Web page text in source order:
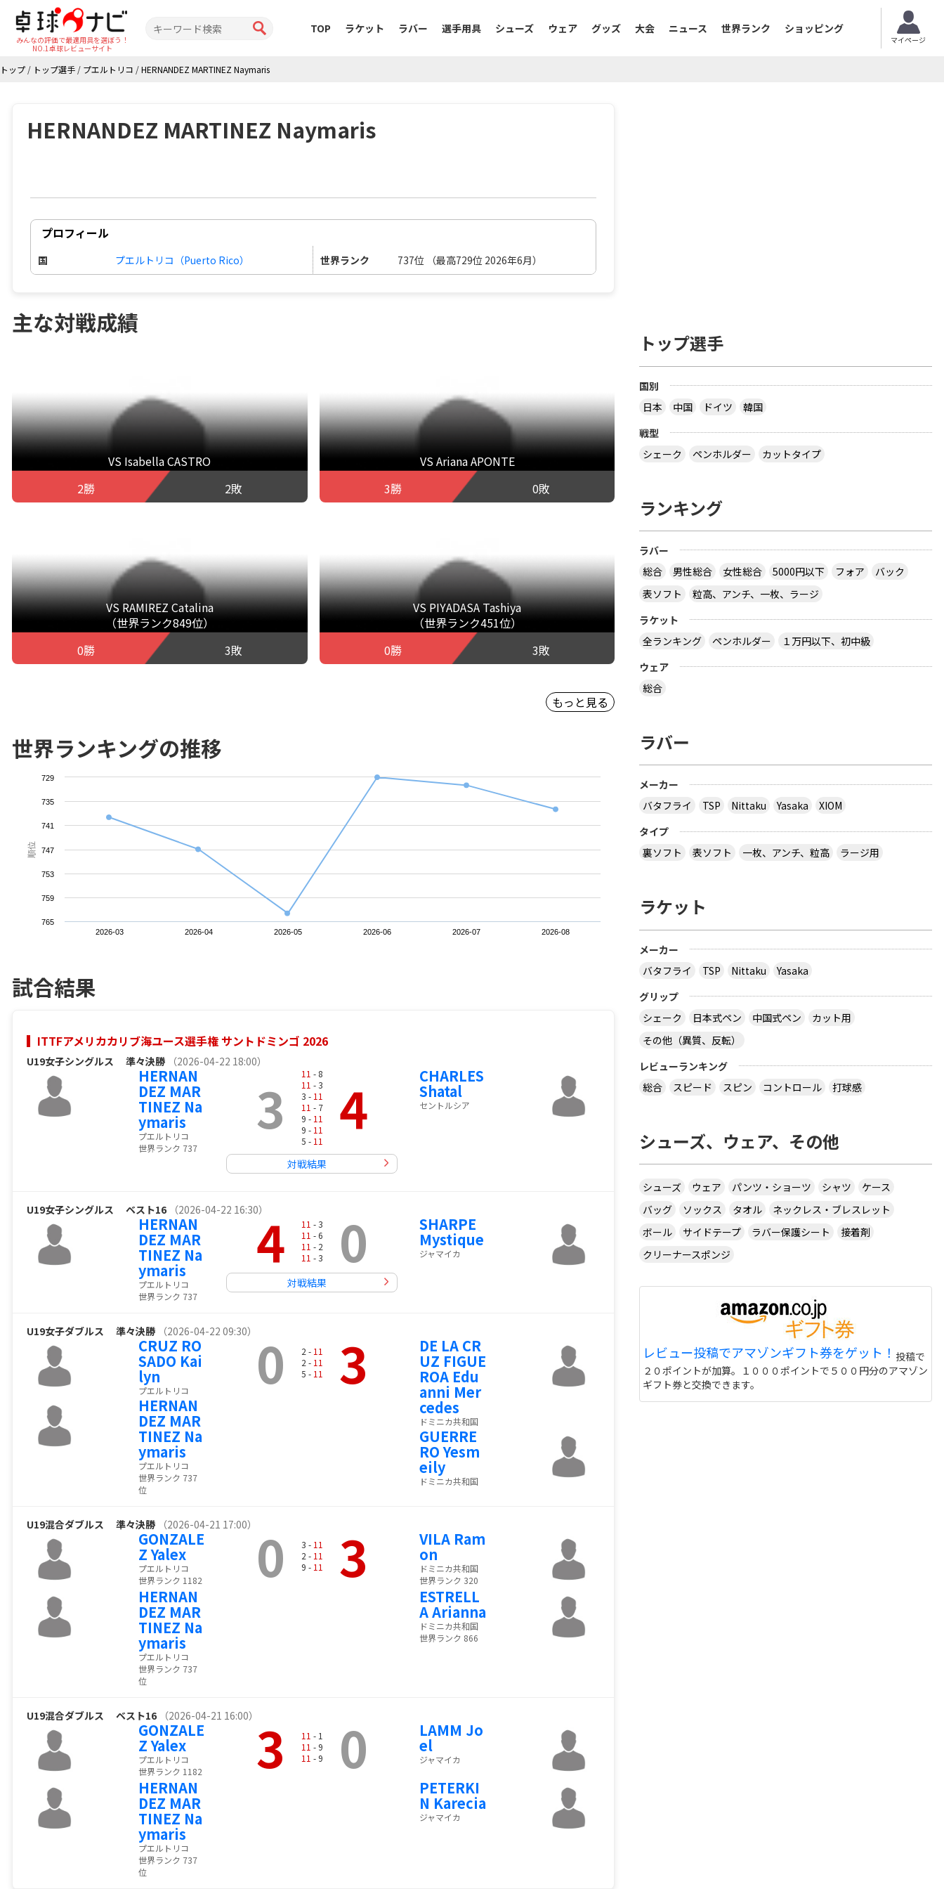
みんなの評価で最適用具を選ぼう！
NO.1卓球レビューサイト
TOP ラケット ラバー 選手用具 シューズ ウェア グッズ 大会 ニュース 世界ランク ショッピング
マイページ
トップ / トップ選手 / プエルトリコ /HERNANDEZ MARTINEZ Naymaris
HERNANDEZ MARTINEZ Naymaris
プロフィール
国 プエルトリコ（Puerto Rico） 世界ランク 737位 （最高729位 2026年6月）
主な対戦成績
VS Isabella CASTRO
2勝
2敗
VS Ariana APONTE
3勝
0敗
VS RAMIREZ Catalina
（世界ランク849位）
0勝
3敗
VS PIYADASA Tashiya
（世界ランク451位）
0勝
3敗
もっと見る
世界ランキングの推移
順位
2026-03 2026-04 2026-05 2026-06 2026-07 2026-08
729
735
741
747
753
759
765
試合結果
ITTFアメリカカリブ海ユース選手権 サントドミンゴ 2026
U19女子シングルス 準々決勝 （2026-04-22 18:00）
HERNAN
DEZ MAR
TINEZ Na
ymaris
プエルトリコ
世界ランク 737
3 11 - 8
11 - 3
3 - 11
11 - 7
9 - 11
9 - 11
5 - 11 4
対戦結果
CHARLES
Shatal
セントルシア
U19女子シングルス ベスト16 （2026-04-22 16:30）
HERNAN
DEZ MAR
TINEZ Na
ymaris
プエルトリコ
世界ランク 737
4 11 - 3
11 - 6
11 - 2
11 - 3 0
対戦結果
SHARPE
Mystique
ジャマイカ
U19女子ダブルス 準々決勝 （2026-04-22 09:30）
CRUZ RO
SADO Kai
lyn
プエルトリコ
HERNAN
DEZ MAR
TINEZ Na
ymaris
プエルトリコ
世界ランク 737
位
0 2 - 11
2 - 11
5 - 11 3 DE LA CR
UZ FIGUE
ROA Edu
anni Mer
cedes
ドミニカ共和国
GUERRE
RO Yesm
eily
ドミニカ共和国
U19混合ダブルス 準々決勝 （2026-04-21 17:00）
GONZALE
Z Yalex
プエルトリコ
世界ランク 1182
HERNAN
DEZ MAR
TINEZ Na
ymaris
プエルトリコ
世界ランク 737
位
0 3 - 11
2 - 11
9 - 11 3 VILA Ram
on
ドミニカ共和国
世界ランク 320
ESTRELL
A Arianna
ドミニカ共和国
世界ランク 866
U19混合ダブルス ベスト16 （2026-04-21 16:00）
GONZALE
Z Yalex
プエルトリコ
世界ランク 1182
HERNAN
DEZ MAR
TINEZ Na
ymaris
プエルトリコ
世界ランク 737
位
3 11 - 1
11 - 9
11 - 9 0 LAMM Jo
el
ジャマイカ
PETERKI
N Karecia
ジャマイカ
トップ選手
国別
日本
中国 ドイツ
韓国
戦型
シェーク
ペンホルダー カットタイプ
ランキング
ラバー
総合
男性総合 女性総合 5000円以下 フォア
バック
表ソフト
粒高、アンチ、一枚、ラージ
ラケット
全ランキング
ペンホルダー
１万円以下、初中級
ウェア
総合
ラバー
メーカー
バタフライ
TSP Nittaku Yasaka
XIOM
タイプ
裏ソフト
表ソフト 一枚、アンチ、粒高 ラージ用
ラケット
メーカー
バタフライ
TSP Nittaku
Yasaka
グリップ
シェーク
日本式ペン 中国式ペン
カット用
その他（異質、反転）
レビューランキング
総合
スピード スピン コントロール 打球感
シューズ、ウェア、その他
シューズ ウェア パンツ・ショーツ シャツ
ケース
バッグ
ソックス タオル
ネックレス・ブレスレット
ボール
サイドテープ ラバー保護シート
接着剤
クリーナースポンジ
レビュー投稿でアマゾンギフト券をゲット！ 投稿で
２０ポイントが加算。１０００ポイントで５００円分のアマゾン
ギフト券と交換できます。